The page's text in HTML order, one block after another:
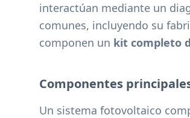
interactúan mediante un
comunes, incluyendo su
componen un kit completo
Componentes
Un sistema fotovoltaico